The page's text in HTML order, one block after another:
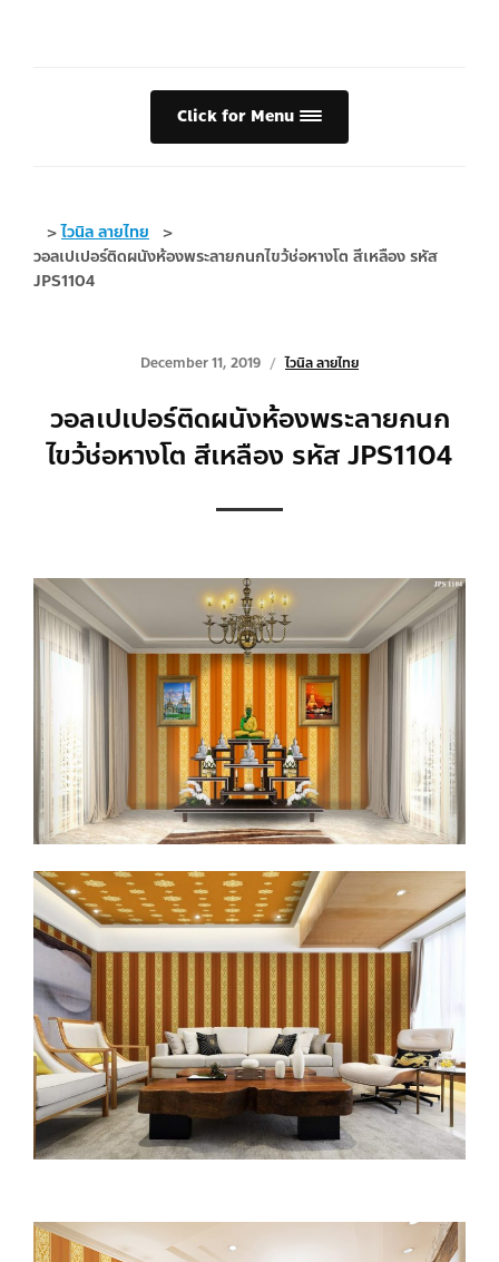
Click for Menu
>ไวนิล ลายไทย
>
วอลเปเปอร์ติดผนังห้องพระลายกนกไขว้ช่อหางโต สีเหลือง รหัส
JPS1104
December 11, 2019 ไวนิล ลายไทย
วอลเปเปอร์ติดผนังห้องพระลายกนก
ไขว้ช่อหางโต สีเหลือง รหัส JPS1104